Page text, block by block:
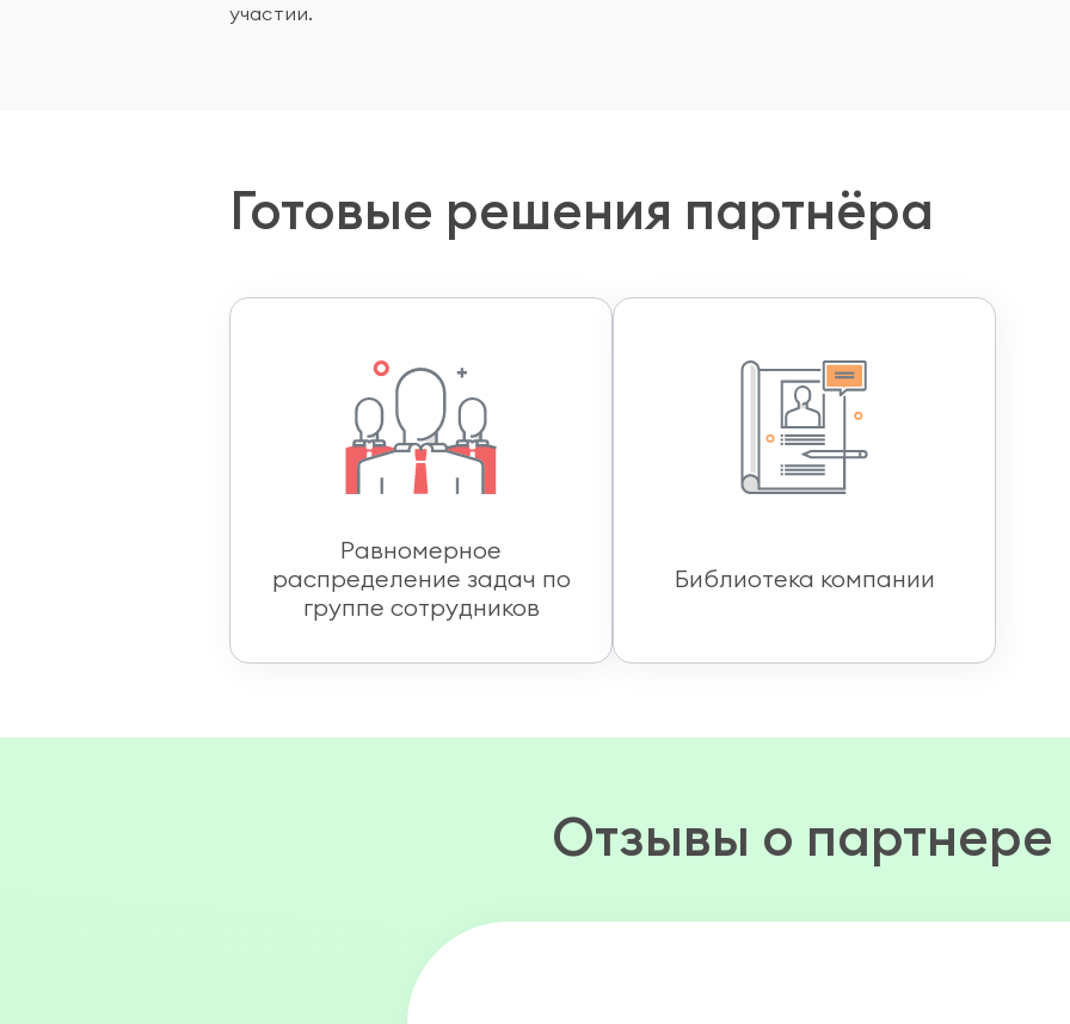
участии.
Готовые решения партнёра
Равномерное
распределение задач по
группе сотрудников
Библиотека компании
Отзывы о партнере